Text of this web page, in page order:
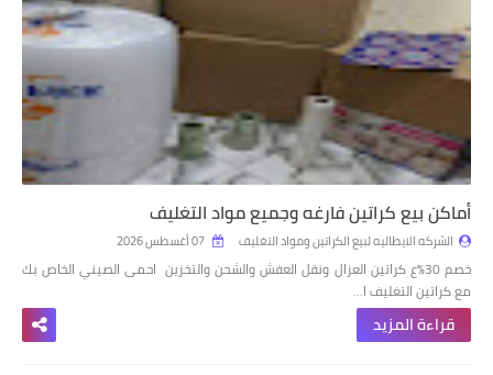
أماكن بيع كراتين فارغه وجميع مواد التغليف
الشركه الايطاليه لبيع الكراتين ومواد التغليف
خصم 30٪ع كراتين العزال ونقل العفش والشحن والتخزين احمى الصيني الخاص بك
مع كراتين التغليف ا…
قراءة المزيد